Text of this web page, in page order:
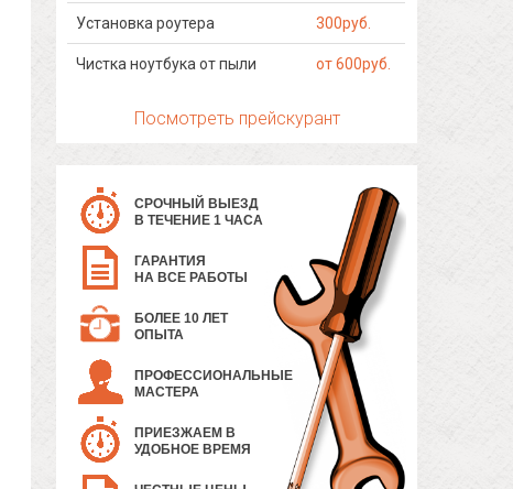
Установка роутера 300руб.
Чистка ноутбука от пыли от 600руб.
Посмотреть прейскурант
СРОЧНЫЙ ВЫЕЗД
В ТЕЧЕНИЕ 1 ЧАСА
ГАРАНТИЯ
НА ВСЕ РАБОТЫ
БОЛЕЕ 10 ЛЕТ
ОПЫТА
ПРОФЕССИОНАЛЬНЫЕ
МАСТЕРА
ПРИЕЗЖАЕМ В
УДОБНОЕ ВРЕМЯ